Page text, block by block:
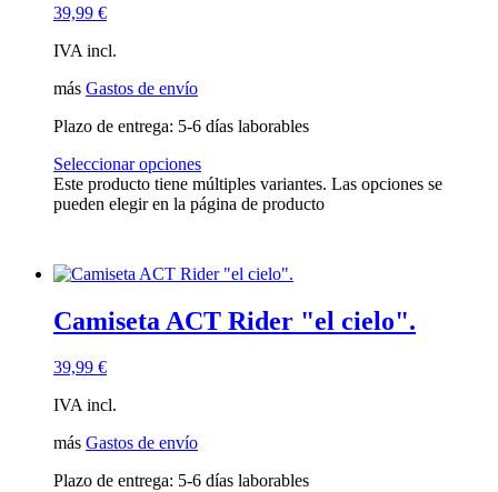
39,99 €
IVA incl.
más Gastos de envío
Plazo de entrega: 5-6 días laborables
Seleccionar opciones
Este producto tiene múltiples variantes. Las opciones se
pueden elegir en la página de producto
Camiseta ACT Rider "el cielo".
39,99 €
IVA incl.
más Gastos de envío
Plazo de entrega: 5-6 días laborables